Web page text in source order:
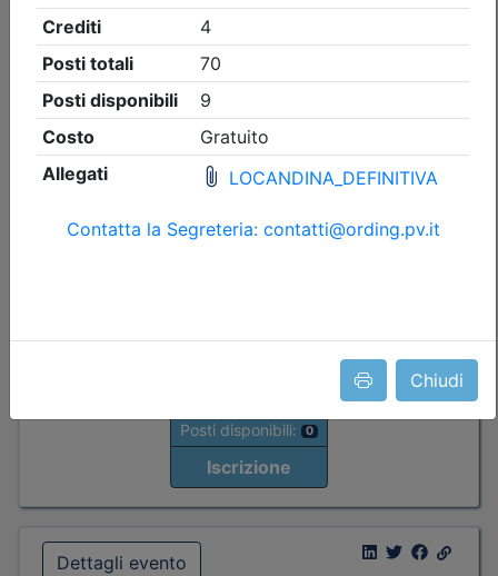
Chiudi
all’aeroporto e centro ricostruzione
aerei storici
Data: 05/09/2026
Crediti:3 cfp
Durata:3 ore
Iscrizioni:
dal 13/07/2026 al 26/08/2026
Tipologia:
visita guidata
Priorità iscrizioni Allegati
Note
Posti disponibili: 0
Iscrizione
Dettagli evento